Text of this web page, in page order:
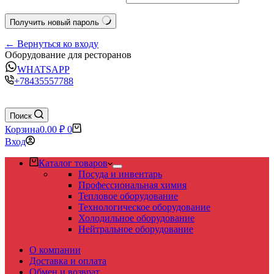
Получить новый пароль
← Вернуться ко входу
Оборудование для ресторанов
WHATSAPP
+78435557788
Поиск
Корзина0.00 ₽ 0
Вход
Каталог товаров
Посуда и инвентарь
Профессиональная химия
Тепловое оборудование
Технологическое оборудование
Холодильное оборудование
Нейтральное оборудование
О компании
Доставка и оплата
Обмен и возврат